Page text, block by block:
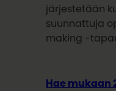
järjestetään
suunnattuja
making -
Hae mukaan